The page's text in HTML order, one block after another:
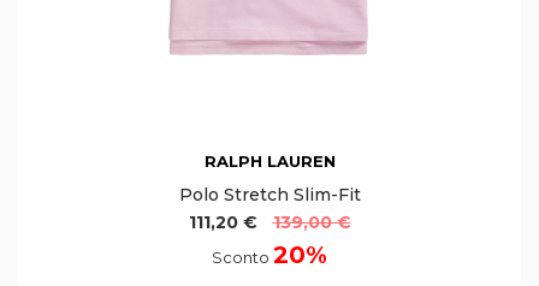
RALPH LAUREN
Polo Stretch Slim-Fit
111,20 €
139,00 €
Sconto 20%